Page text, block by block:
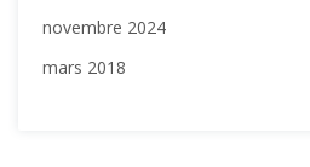
novembre 2024
mars 2018